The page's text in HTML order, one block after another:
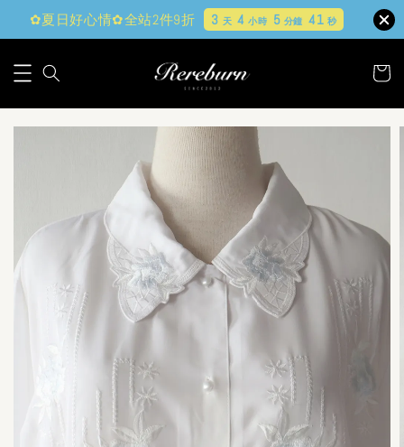
✿夏日好心情✿全站2件9折 3 天 4小時 5 分鐘 40 秒